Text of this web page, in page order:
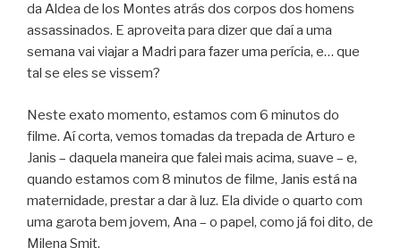
da Aldea de los Montes atrás dos corpos dos homens
assassinados. E aproveita para dizer que daí a uma
semana vai viajar a Madri para fazer uma perícia, e… que
tal se eles se vissem?
Neste exato momento, estamos com 6 minutos do
filme. Aí corta, vemos tomadas da trepada de Arturo e
Janis – daquela maneira que falei mais acima, suave – e,
quando estamos com 8 minutos de filme, Janis está na
maternidade, prestar a dar à luz. Ela divide o quarto com
uma garota bem jovem, Ana – o papel, como já foi dito, de
Milena Smit.